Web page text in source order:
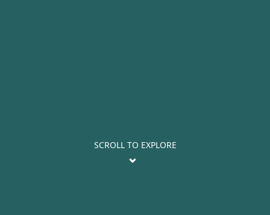
SCROLL TO EXPLORE